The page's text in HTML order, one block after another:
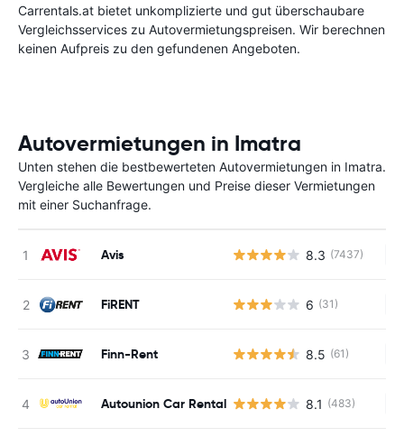
Carrentals.at bietet unkomplizierte und gut überschaubare
Vergleichsservices zu Autovermietungspreisen. Wir berechnen
keinen Aufpreis zu den gefundenen Angeboten.
Autovermietungen in Imatra
Unten stehen die bestbewerteten Autovermietungen in Imatra.
Vergleiche alle Bewertungen und Preise dieser Vermietungen
mit einer Suchanfrage.
Avis 8.3 (7437)
FiRENT 6 (31)
Finn-Rent 8.5 (61)
Autounion Car Rental 8.1 (483)